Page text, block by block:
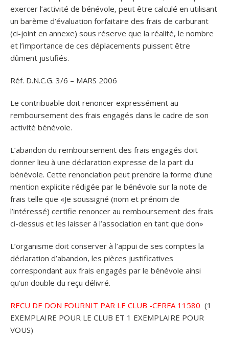
exercer l’activité de bénévole, peut être calculé en utilisant
un barème d’évaluation forfaitaire des frais de carburant
(ci-joint en annexe) sous réserve que la réalité, le nombre
et l’importance de ces déplacements puissent être
dûment justifiés.
Réf. D.N.C.G. 3/6 – MARS 2006
Le contribuable doit renoncer expressément au
remboursement des frais engagés dans le cadre de son
activité bénévole.
L’abandon du remboursement des frais engagés doit
donner lieu à une déclaration expresse de la part du
bénévole. Cette renonciation peut prendre la forme d’une
mention explicite rédigée par le bénévole sur la note de
frais telle que «Je soussigné (nom et prénom de
l’intéressé) certifie renoncer au remboursement des frais
ci-dessus et les laisser à l’association en tant que don»
L’organisme doit conserver à l’appui de ses comptes la
déclaration d’abandon, les pièces justificatives
correspondant aux frais engagés par le bénévole ainsi
qu’un double du reçu délivré.
RECU DE DON FOURNIT PAR LE CLUB -CERFA 11580 (1
EXEMPLAIRE POUR LE CLUB ET 1 EXEMPLAIRE POUR
VOUS)